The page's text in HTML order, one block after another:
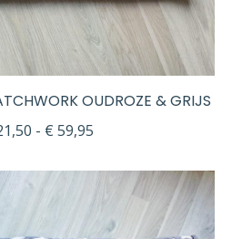
OUDROZE & GRIJS
- € 59,95